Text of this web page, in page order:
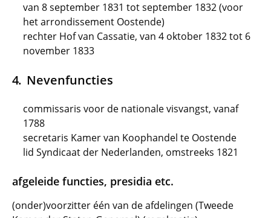
van 8 september 1831 tot september 1832 (voor
het arrondissement Oostende)
rechter Hof van Cassatie, van 4 oktober 1832 tot 6
november 1833
Nevenfuncties
commissaris voor de nationale visvangst, vanaf
1788
secretaris Kamer van Koophandel te Oostende
lid Syndicaat der Nederlanden, omstreeks 1821
afgeleide functies, presidia etc.
(onder)voorzitter één van de afdelingen (Tweede